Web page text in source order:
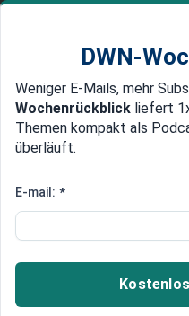
Newsticker MEIN DWN:
Edelmetalle
EZB treibt Preise
Sparkassen
Preisblasen
Immobilien
Der Chefvolkswirt der
DWN-
Weniger E-Mails, mehr
Wochenrückblick liefert
Themen kompakt als
überläuft.
E-mail: *